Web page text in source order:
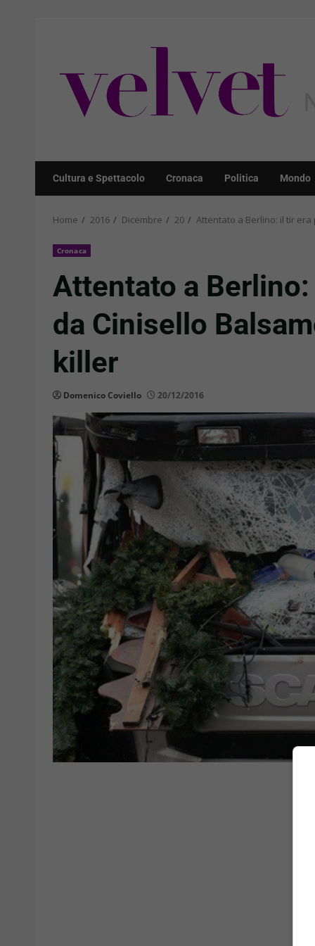
Cultura e Spettacolo Cronaca Politica Mondo
Home 2016 Dicembre 20 Attentato a Berlino: il tir
Cronaca
Attentato a
da Cinisello
killer
Domenico Coviello 20/12/2016